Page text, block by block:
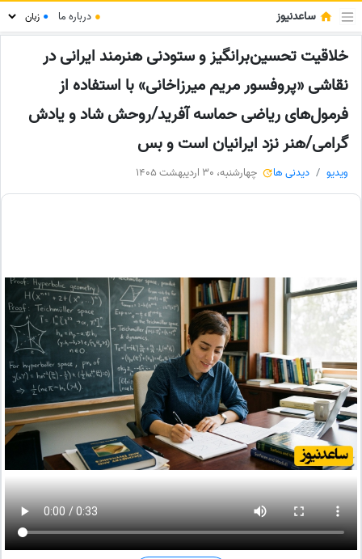
ساعدنیوز ● درباره ما ●
خلاقیت تحسین‌برانگیز و ستودنی هنرمند ایرانی در
نقاشی «پروفسور مریم میرزاخانی» با استفاده از
فرمول‌های ریاضی حماسه آفرید/روحش شاد و یادش
گرامی/هنر نزد ایرانیان است و بس
ویدیو دیدنی ها چهارشنبه، 30 اردیبهشت 1405